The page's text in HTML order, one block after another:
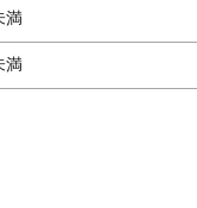
満
満